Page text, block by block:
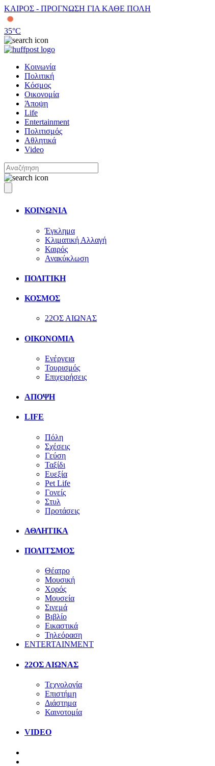
ΚΑΙΡΟΣ - ΠΡΟΓΝΩΣΗ ΓΙΑ ΚΑΘΕ ΠΟΛΗ
35°C
Κοινωνία
Πολιτική
Κόσμος
Οικονομία
Άποψη
Life
Entertainment
Πολιτισμός
Αθλητικά
Video
ΚΟΙΝΩΝΙΑ
Έγκλημα
Κλιματική Αλλαγή
Καιρός
Ανακύκλωση
ΠΟΛΙΤΙΚΗ
ΚΟΣΜΟΣ
22ΟΣ ΑΙΩΝΑΣ
ΟΙΚΟΝΟΜΙΑ
Ενέργεια
Τουρισμός
Επιχειρήσεις
ΑΠΟΨΗ
LIFE
Πόλη
Σχέσεις
Γεύση
Ταξίδι
Ευεξία
Pet Life
Γονείς
Στυλ
Προτάσεις
ΑΘΛΗΤΙΚΑ
ΠΟΛΙΤΣΜΟΣ
Θέατρο
Μουσική
Χορός
Μουσεία
Σινεμά
Βιβλίο
Εικαστικά
Τηλεόραση
ENTERTAINMENT
22ΟΣ ΑΙΩΝΑΣ
Τεχνολογία
Επιστήμη
Διάστημα
Καινοτομία
VIDEO